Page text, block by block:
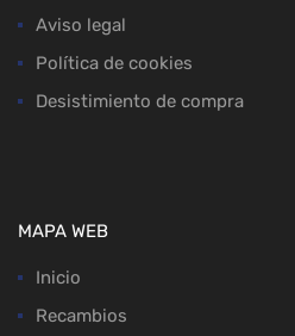
Aviso legal
Política de cookies
Desistimiento de compra
MAPA WEB
Inicio
Recambios